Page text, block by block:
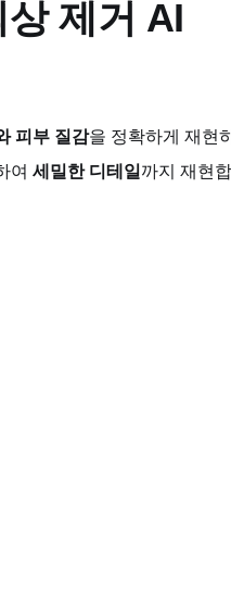
제거 AI
피부 질감을 정확하게 재현
여 세밀한 디테일 까지 재현합